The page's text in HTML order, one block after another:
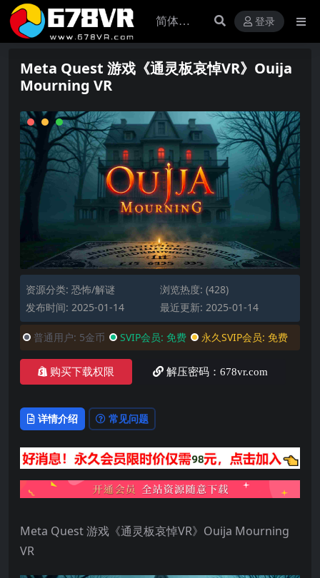
登录
Meta Quest 游戏《通灵板哀悼VR》Ouija
Mourning VR
资源分类: 恐怖/解谜
浏览热度: (428)
发布时间: 2025-01-14
最近更新: 2025-01-14
普通用户: 5金币 SVIP会员: 免费 永久SVIP会员: 免费
购买下载权限 解压密码：678vr.com
详情介绍 常见问题
Meta Quest 游戏《通灵板哀悼VR》Ouija Mourning
VR